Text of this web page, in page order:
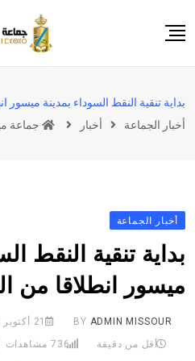
to
ميسور
المشاريع والأنشطة
المشاركة المواطنة
وثائق للتحميل
بداية تنقية النقط السوداء بمدينة
أخبار الجماعة
أخبار جماعة
أخبار الجماعة
بداية تنقية النقط
ميسور انطلاقا من
BY ADMIN MISSOUR 21 أكتوبر 2025
أقل من دقيقة
736 مشاهدات